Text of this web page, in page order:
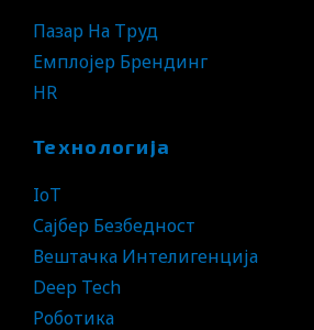
Пазар На Труд
Емплојер Брендинг
HR
Технологија
IoT
Сајбер Безбедност
Вештачка Интелигенција
Deep Tech
Роботика